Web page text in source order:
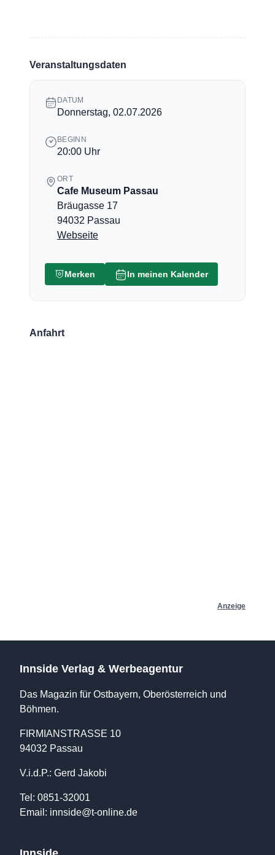
Veranstaltungsdaten
DATUM
Donnerstag, 02.07.2026
BEGINN
20:00 Uhr
ORT
Cafe Museum Passau
Bräugasse 17
94032 Passau
Webseite
Merken In meinen Kalender
Anfahrt
Anzeige
Innside Verlag & Werbeagentur
Das Magazin für Ostbayern, Oberösterreich und
Böhmen.
FIRMIANSTRASSE 10
94032 Passau
V.i.d.P.: Gerd Jakobi
Tel: 0851-32001
Email: innside@t-online.de